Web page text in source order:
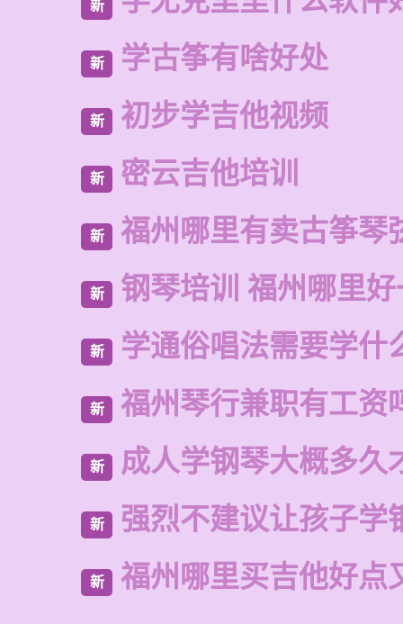
新
新 学古筝有啥好处
新 初步学吉他视频
新 密云吉他培训
新 福州哪里有卖古筝琴
新 钢琴培训 福州哪里
新 学通俗唱法需要学什
新 福州琴行兼职有工资
新 成人学钢琴大概多久
新 强烈不建议让孩子学
新 福州哪里买吉他好点